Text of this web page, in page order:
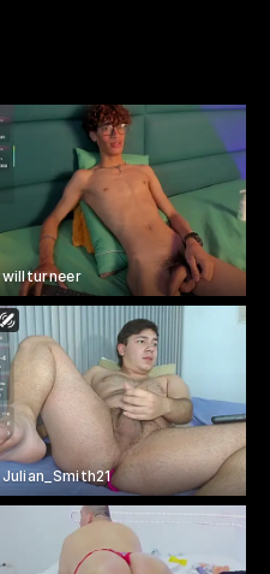
willturneer
Julian_Smith21